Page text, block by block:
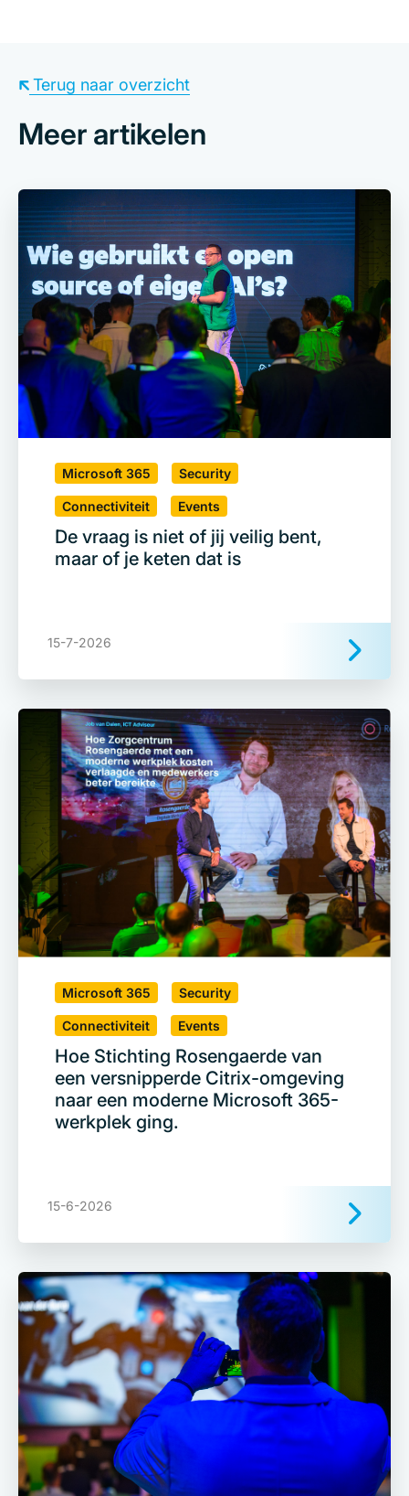
Meer artikelen
Microsoft 365 Security
Connectiviteit Events
De vraag is niet of jij veilig bent,
maar of je keten dat is
15-7-2026
Microsoft 365 Security
Connectiviteit Events
Hoe Stichting Rosengaerde van
een versnipperde Citrix-omgeving
naar een moderne Microsoft 365-
werkplek ging.
15-6-2026
Terug naar overzicht